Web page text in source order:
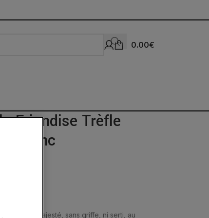
0.00€
Friandise Trèfle
Blanc
fines en majesté, sans griffe, ni serti, au